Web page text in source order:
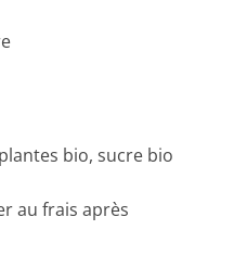
bio, sucre bio
au frais après